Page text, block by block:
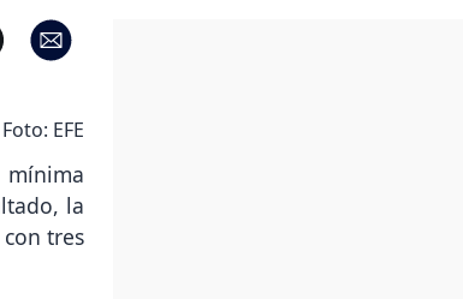
EFE
la
con tres